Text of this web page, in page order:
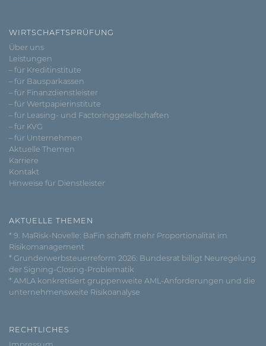
WIRTSCHAFTSPRÜFUNG
Über uns
Leistungen
– für Kreditinstitute
– für Bausparkassen
– für Finanzdienstleister
– für Wertpapierinstitute
– für Leasing- und Factoringgesellschaften
– für KVG
– für Unternehmen
Aktuelle Themen
Karriere
Kontakt
Hinweise für Dienstleister
AKTUELLE THEMEN
* 9. MaRisk-Novelle: BaFin schafft mehr Proportionalität im
Risikomanagement
* Grunderwerbsteuerreform 2026: Bundesrat billigt Neuregelung
der Signing-Closing-Problematik
* AMLA konkretisiert gruppenweite AML-Anforderungen und die
unternehmensweite Risikoanalyse
RECHTLICHES